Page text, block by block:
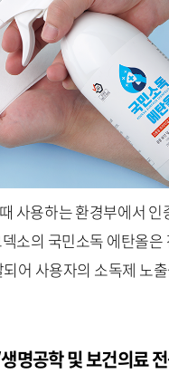
사용하는 환경부에서 인
소의 국민소독 에탄올은
어 사용자의 소독제 노
공학 및 보건의료